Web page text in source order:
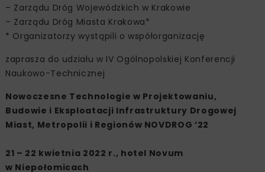
– Zarządu Dróg Wojewódzkich w Krakowie
– Zarządu Dróg Miasta Krakowa*
* Organizatorzy wystąpili o współorganizację
zaprasza do udziału w IV Ogólnopolskiej Konferencji
Naukowo-Technicznej
Nowoczesne Technologie w Projektowaniu,
Budowie i Eksploatacji Infrastruktury Drogowej
Miast, Metropolii i Regionów NOVDROG ’22
21 – 22 kwietnia 2022 r., hotel Novum
w Niepołomicach